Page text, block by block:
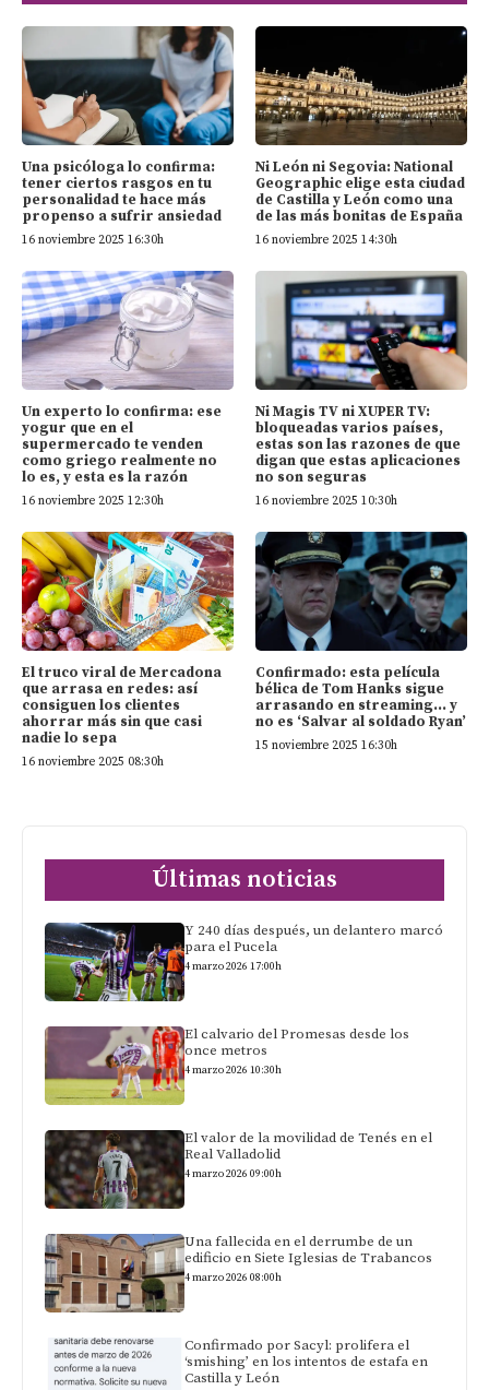
Una psicóloga lo confirma:
tener ciertos rasgos en tu
personalidad te hace más
propenso a sufrir ansiedad
16 noviembre 2025 16:30h
Ni León ni Segovia: National
Geographic elige esta ciudad
de Castilla y León como una
de las más bonitas de España
16 noviembre 2025 14:30h
Un experto lo confirma: ese
yogur que en el
supermercado te venden
como griego realmente no
lo es, y esta es la razón
16 noviembre 2025 12:30h
Ni Magis TV ni XUPER TV:
bloqueadas varios países,
estas son las razones de que
digan que estas aplicaciones
no son seguras
16 noviembre 2025 10:30h
El truco viral de Mercadona
que arrasa en redes: así
consiguen los clientes
ahorrar más sin que casi
nadie lo sepa
16 noviembre 2025 08:30h
Confirmado: esta película
bélica de Tom Hanks sigue
arrasando en streaming… y
no es ‘Salvar al soldado Ryan’
15 noviembre 2025 16:30h
Últimas noticias
Y 240 días después, un delantero marcó
para el Pucela
4 marzo 2026 17:00h
El calvario del Promesas desde los
once metros
4 marzo 2026 10:30h
El valor de la movilidad de Tenés en el
Real Valladolid
4 marzo 2026 09:00h
Una fallecida en el derrumbe de un
edificio en Siete Iglesias de Trabancos
4 marzo 2026 08:00h
Confirmado por Sacyl: prolifera el
‘smishing’ en los intentos de estafa en
Castilla y León